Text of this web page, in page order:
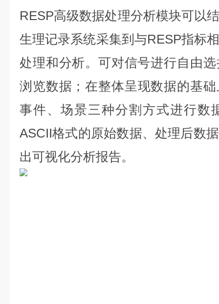
RESP高级数据处理分析模块可以
生理记录系统采集到与RESP指标
处理和分析。可对信号进行自由
浏览数据；在整体呈现数据的基
事件、场景三种分割方式进行数
ASCII格式的原始数据、处理后数
出可视化分析报告。